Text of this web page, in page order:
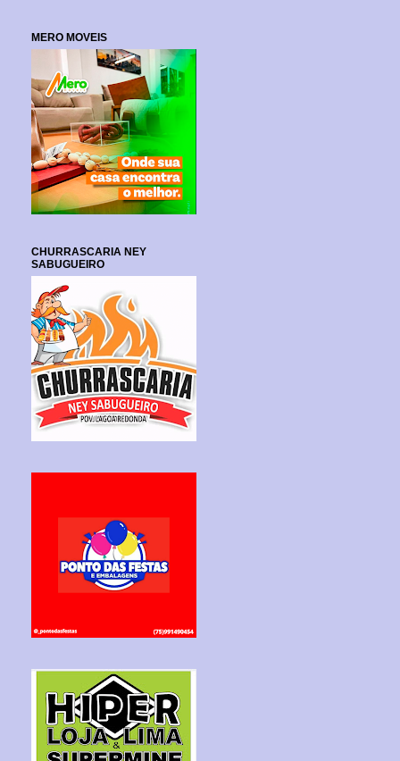
MERO MOVEIS
CHURRASCARIA NEY
SABUGUEIRO